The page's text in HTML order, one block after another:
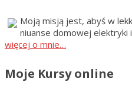
Moją misją jest, abyś w
niuanse domowej
więcej o mnie…
Moje Kursy online